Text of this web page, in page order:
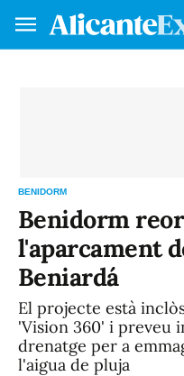
BENIDORM
Benidorm
l'aparcament
Beniardá
El projecte està
'Vision 360' i preveu
drenatge per a
l'aigua de pluja